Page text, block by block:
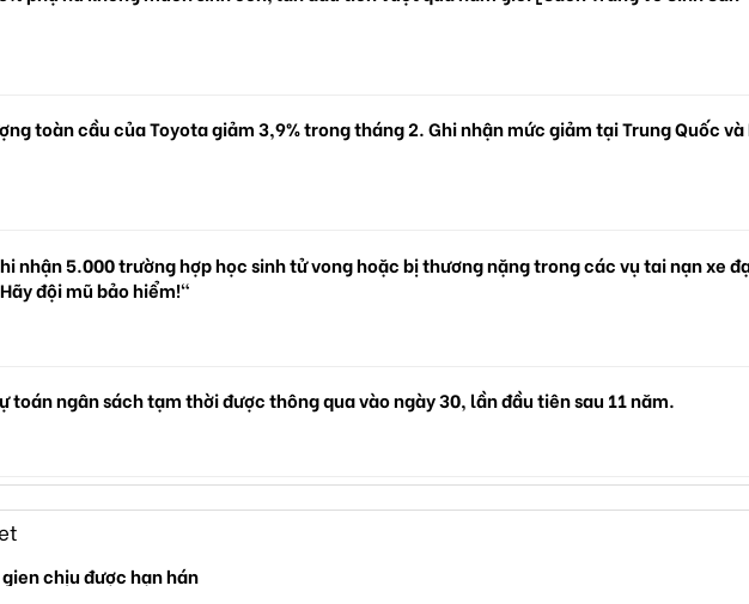
toàn cầu của Toyota giảm 3,9% trong tháng 2. Ghi nhận mức giảm tại Trung Quốc
nhận 5.000 trường hợp học sinh tử vong hoặc bị thương nặng trong các vụ tai nạn xe
đội mũ bảo hiểm!"
toán ngân sách tạm thời được thông qua vào ngày 30, lần đầu tiên sau 11 năm.
chịu được hạn hán